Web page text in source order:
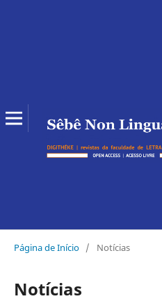
Página de Início / Notícias
Notícias